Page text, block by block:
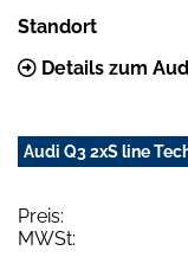
Standort
Details zum
Audi Q3 2xS line
Preis:
MWSt: